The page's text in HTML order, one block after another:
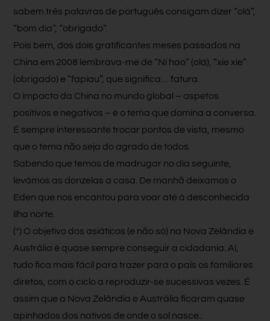
sabem três palavras de português consigam dizer “olá”,
“bom dia”, “obrigado”.
Pois bem, dos dois gratificantes meses passados na
China em 2008 lembrava-me de “Ni hao” (olá), “xie xie”
(obrigado) e “fapiau”, que significa… fatura.
O impacto da China no mundo global – aspetos
positivos e negativos – é o tema que domina a conversa.
É sempre interessante trocar pontos de vista, mesmo
que o tema não seja do agrado de todos.
Sabendo que temos de madrugar no dia seguinte,
levámos as donzelas a casa. De manhã deixamos o
Eden que nos encantou para voar até à desconhecida
ilha norte.
(*) O objetivo dos asiáticos (e não só) na Nova Zelândia e
Austrália é quase sempre conseguir a cidadania. Aí,
tudo fica mais fácil para trazer para o país os familiares
diretos, com o ciclo a reproduzir-se sucessivas vezes. É
assim que a Nova Zelândia e Austrália ficaram quase
apinhados dos nativos de onde o sol nasce..